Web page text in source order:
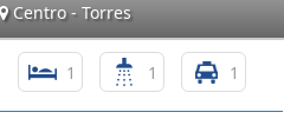
Centro - Torres
1 1 1